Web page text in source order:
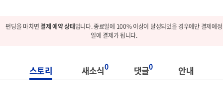
펀딩을 마치면결제 예약 상태입니다. 종료일에 100% 이상이 달성되었을 경우에만 결제예정
일에 결제가 됩니다.
스토리 새소식0 댓글0 안내